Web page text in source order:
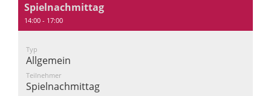
Spielnachmittag
14:00 - 17:00
Typ
Allgemein
Teilnehmer
Spielnachmittag